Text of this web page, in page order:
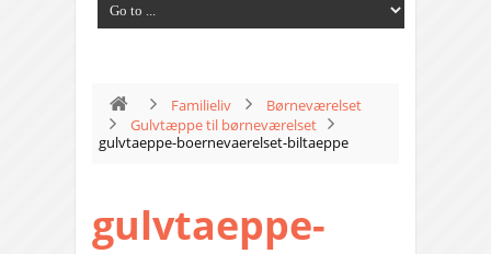
Familieliv
Børneværelset
Gulvtæppe til børneværelset
gulvtaeppe-boernevaerelset-biltaeppe
gulvtaeppe-